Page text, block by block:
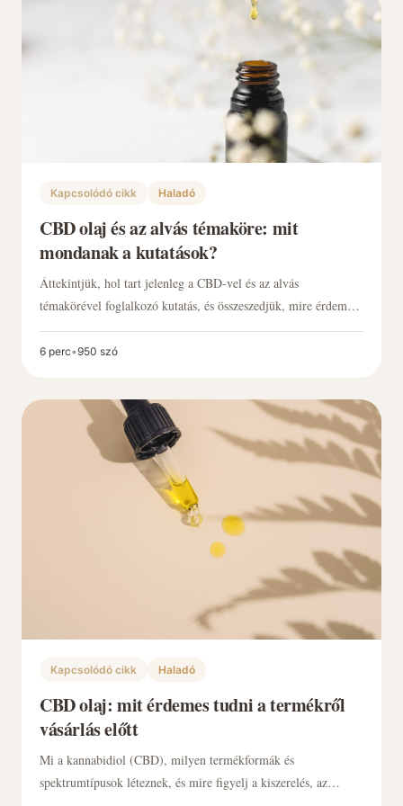
Kapcsolódó cikk Haladó
CBD olaj és az alvás témaköre: mit
mondanak a kutatások?
Áttekintjük, hol tart jelenleg a CBD-vel és az alvás
témakörével foglalkozó kutatás, és összeszedjük, mire érdemes
figyelni a CBD olaj mint étrend-kiegészítő kiválasztásakor:
spektrumtípus, hordozóolaj, kiszerelés, labor.
6 perc•950 szó
Kapcsolódó cikk Haladó
CBD olaj: mit érdemes tudni a termékről
vásárlás előtt
Mi a kannabidiol (CBD), milyen termékformák és
spektrumtípusok léteznek, és mire figyelj a kiszerelés, az